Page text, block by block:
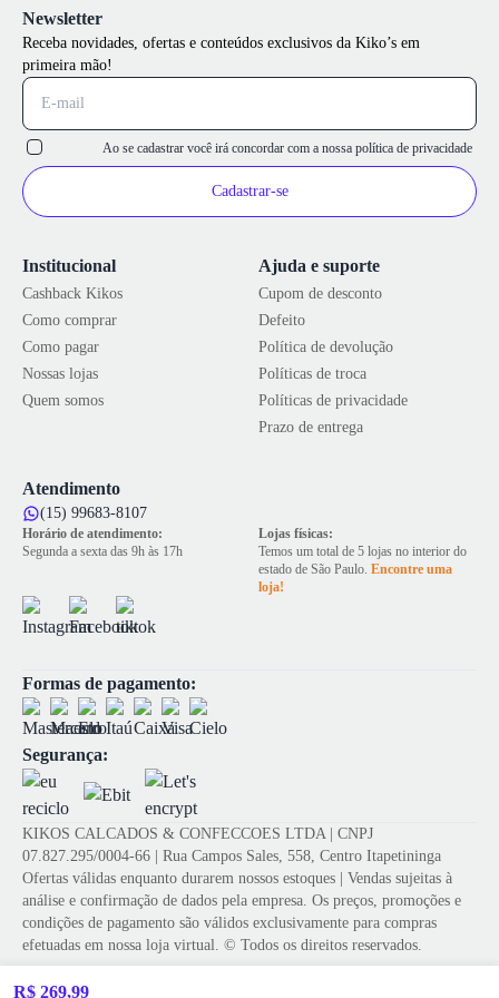
R$ 269,99
Institucional
Cashback Kikos
Como comprar
Como pagar
Nossas lojas
Quem somos
Ajuda e suporte
Cupom de desconto
Defeito
Política de devolução
Políticas de troca
Políticas de privacidade
Prazo de entrega
Atendimento
(15) 99683-8107
Horário de atendimento:
Segunda a sexta das 9h às 17h
Lojas físicas:
Temos um total de 5 lojas no interior do
estado de São Paulo. Encontre uma
loja!
Newsletter
Receba novidades, ofertas e conteúdos exclusivos da Kiko’s em
primeira mão!
Ao se cadastrar você irá concordar com a nossa política de privacidade
Cadastrar-se
Formas de pagamento:
Segurança:
KIKOS CALCADOS & CONFECCOES LTDA | CNPJ
07.827.295/0004-66 | Rua Campos Sales, 558, Centro Itapetininga
Ofertas válidas enquanto durarem nossos estoques | Vendas sujeitas à
análise e confirmação de dados pela empresa. Os preços, promoções e
condições de pagamento são válidos exclusivamente para compras
efetuadas em nossa loja virtual. © Todos os direitos reservados.